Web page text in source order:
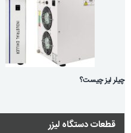
چیلر لیز چیست؟
قطعات دستگاه لیزر